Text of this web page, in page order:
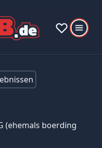
(ehemals boerding